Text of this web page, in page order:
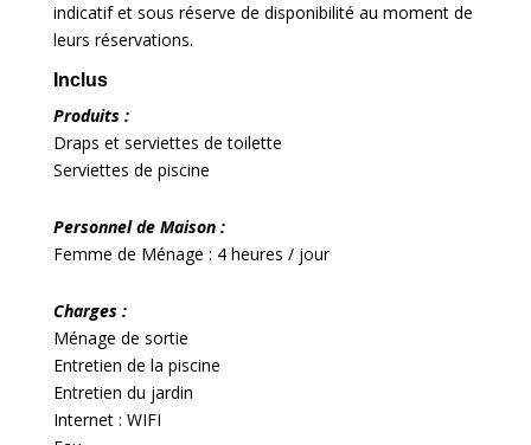
indicatif et sous réserve de disponibilité au moment de
leurs réservations.
Inclus
Produits :
Draps et serviettes de toilette
Serviettes de piscine
Personnel de Maison :
Femme de Ménage : 4 heures / jour
Charges :
Ménage de sortie
Entretien de la piscine
Entretien du jardin
Internet : WIFI